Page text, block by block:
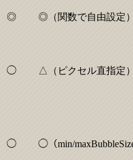
◎ ◎（関数で自由設定
◯ △（ピクセル直指定
◯ ◯（min/